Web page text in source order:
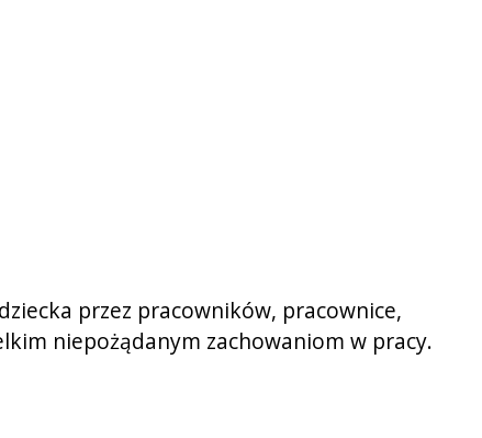
przez pracowników, pracownice,
niepożądanym zachowaniom w pracy.